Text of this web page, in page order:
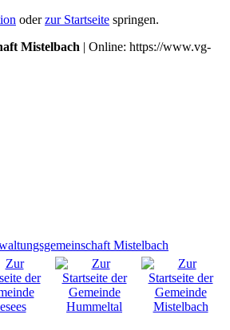
oderzur Startseite springen.
Mistelbach | Online: https://www.vg-